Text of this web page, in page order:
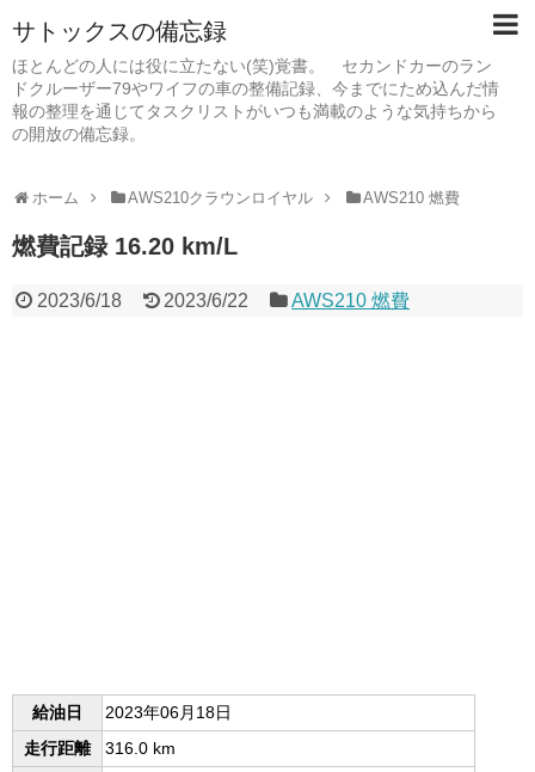
サトックスの備忘録
ほとんどの人には役に立たない(笑)覚書。 セカンドカーのラン
ドクルーザー79やワイフの車の整備記録、今までにため込んだ情
報の整理を通じてタスクリストがいつも満載のような気持ちから
の開放の備忘録。
ホーム AWS210クラウンロイヤル AWS210 燃費
燃費記録 16.20 km/L
2023/6/18 2023/6/22 AWS210 燃費
給油日
2023年06月18日
走行距離
316.0 km